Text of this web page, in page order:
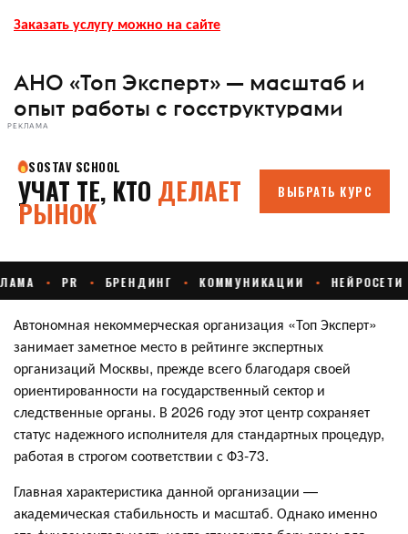
Заказать услугу можно на сайте
АНО «Топ Эксперт» — масштаб и
опыт работы с госструктурами
РЕКЛАМА
Автономная некоммерческая организация «Топ Эксперт»
занимает заметное место в рейтинге экспертных
организаций Москвы, прежде всего благодаря своей
ориентированности на государственный сектор и
следственные органы. В 2026 году этот центр сохраняет
статус надежного исполнителя для стандартных процедур,
работая в строгом соответствии с ФЗ-73.
Главная характеристика данной организации —
академическая стабильность и масштаб. Однако именно